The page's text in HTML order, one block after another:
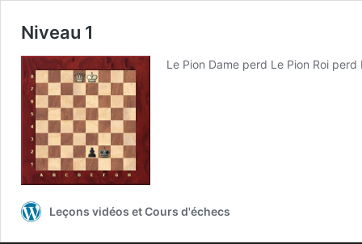
Niveau 1
Le Pion Dame perd Le Pion Roi
Leçons vidéos et Cours d'échecs